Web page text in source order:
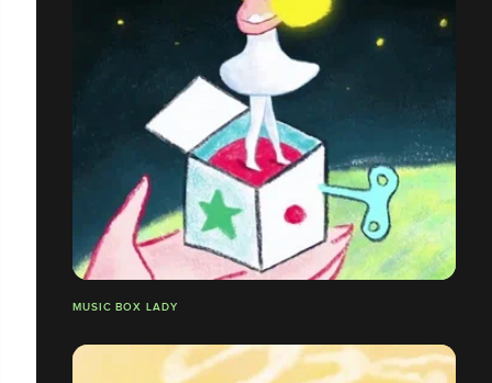
MUSIC BOX LADY